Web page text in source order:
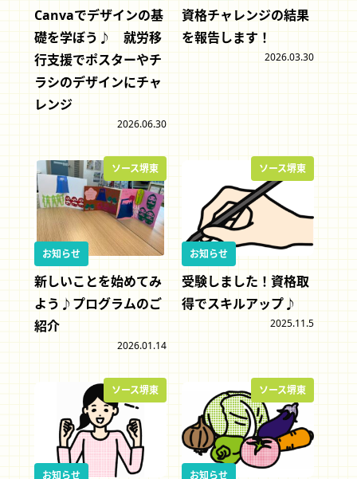
Canvaでデザインの基
礎を学ぼう♪ 就労移
行支援でポスターやチ
ラシのデザインにチャ
レンジ
2026.06.30
資格チャレンジの結果
を報告します！
2026.03.30
お知らせ
ソース堺東
新しいことを始めてみ
よう♪プログラムのご
紹介
2026.01.14
お知らせ
ソース堺東
受験しました！資格取
得でスキルアップ♪
2025.11.5
お知らせ
ソース堺東
お知らせ
ソース堺東